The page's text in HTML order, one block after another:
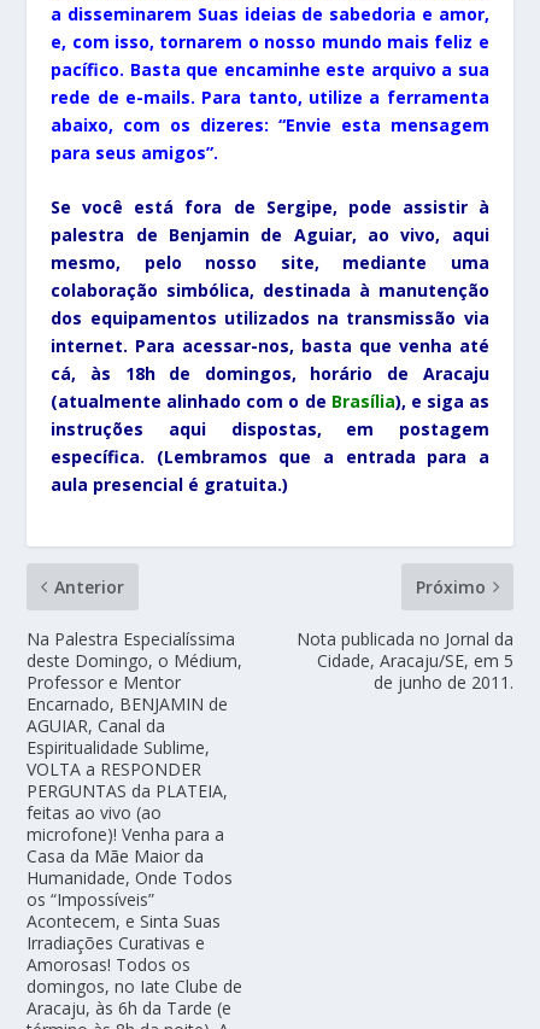
a disseminarem Suas ideias de sabedoria e amor,
e, com isso, tornarem o nosso mundo mais feliz e
pacífico. Basta que encaminhe este arquivo a sua
rede de e-mails. Para tanto, utilize a ferramenta
abaixo, com os dizeres: “Envie esta mensagem
para seus amigos”.
Se você está fora de Sergipe, pode assistir à
palestra de Benjamin de Aguiar, ao vivo, aqui
mesmo, pelo nosso site, mediante uma
colaboração simbólica, destinada à manutenção
dos equipamentos utilizados na transmissão via
internet. Para acessar-nos, basta que venha até
cá, às 18h de domingos, horário de Aracaju
(atualmente alinhado com o de Brasília), e siga as
instruções aqui dispostas, em postagem
específica. (Lembramos que a entrada para a
aula presencial é gratuita.)
Anterior
Na Palestra Especialíssima
deste Domingo, o Médium,
Professor e Mentor
Encarnado, BENJAMIN de
AGUIAR, Canal da
Espiritualidade Sublime,
VOLTA a RESPONDER
PERGUNTAS da PLATEIA,
feitas ao vivo (ao
microfone)! Venha para a
Casa da Mãe Maior da
Humanidade, Onde Todos
os “Impossíveis”
Acontecem, e Sinta Suas
Irradiações Curativas e
Amorosas! Todos os
domingos, no Iate Clube de
Aracaju, às 6h da Tarde (e
Próximo
Nota publicada no Jornal da
Cidade, Aracaju/SE, em 5
de junho de 2011.